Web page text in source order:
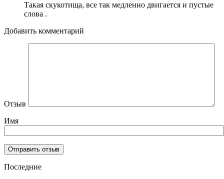
Такая скукотища, все так медленно двигается и пустые
слова .
Добавить комментарий
Отзыв
Имя
Последние